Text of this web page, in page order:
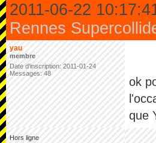
2011-06-22
Rennes
yau
membre
Date d'inscription: 2011-01-24
Messages: 48
ok
que
Hors ligne